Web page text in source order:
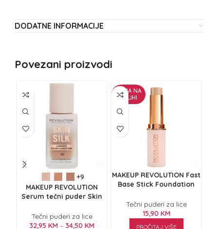
DODATNE INFORMACIJE
Povezani proizvodi
+9
MAKEUP REVOLUTION
Serum tečni puder Skin
Tečni puderi za lice
32,95 KM – 34,50 KM
NEMA NA
ZALIHI
MAKEUP REVOLUTION Fast
Base Stick Foundation
Tečni puderi za lice
15,90 KM
PROČITAJ VIŠE